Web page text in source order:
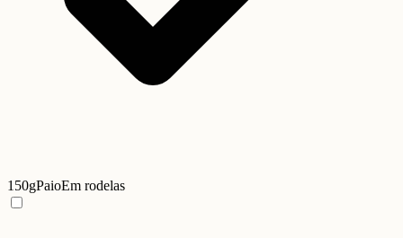
150gPaioEm rodelas